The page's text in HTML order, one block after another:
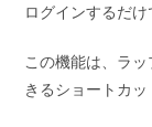
ログインするだけ
この機能は、ラ
きるショートカッ